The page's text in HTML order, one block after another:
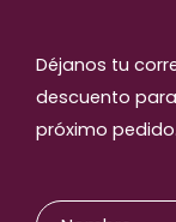
Déjanos tu
descuento
próximo pedido.